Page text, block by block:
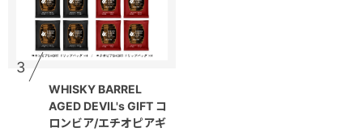
3
WHISKY BARREL
AGED DEVIL's GIFT コ
ロンビア/エチオピアギ